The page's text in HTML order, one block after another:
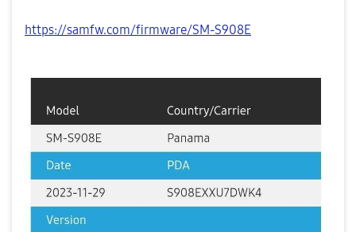
https://samfw.com/firmware/SM-S908E